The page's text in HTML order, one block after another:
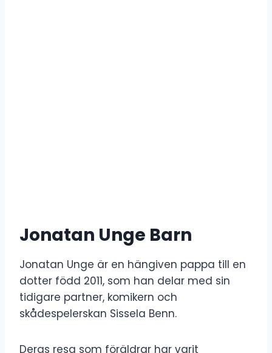
Jonatan Unge Barn
Jonatan Unge är en hängiven pappa till en
dotter född 2011, som han delar med sin
tidigare partner, komikern och
skådespelerskan Sissela Benn.
Deras resa som föräldrar har varit